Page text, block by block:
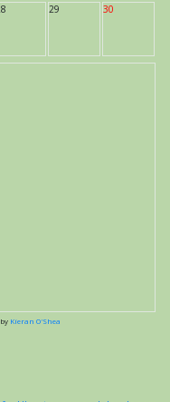
29 30
Kieran O'Shea